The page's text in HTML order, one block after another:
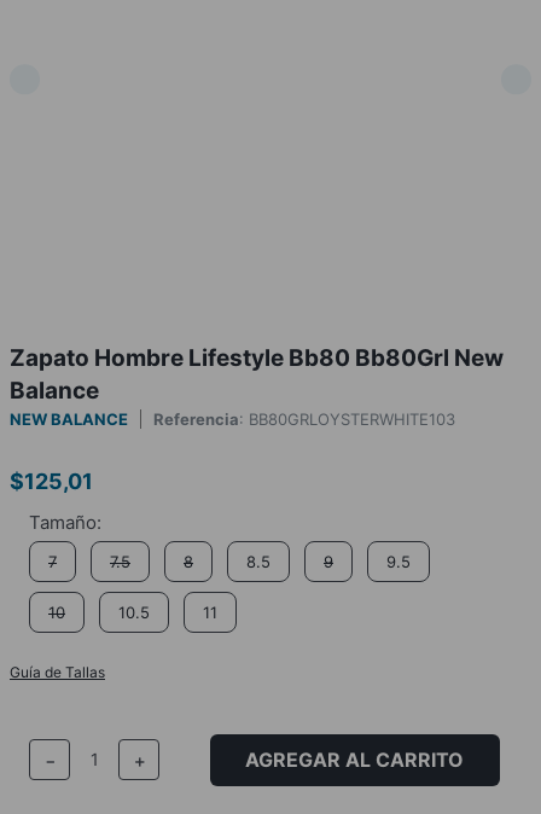
Zapato Hombre Lifestyle Bb80 Bb80Grl New
Balance
NEW BALANCE Referencia: BB80GRLOYSTERWHITE103
$125,01
7 7.5 8 8.5 9 9.5
10 10.5 11
Guía de Tallas
＋
－ AGREGAR AL CARRITO